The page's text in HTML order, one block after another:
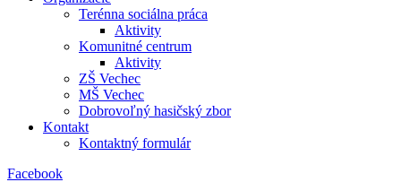
Terénna sociálna práca
Aktivity
Komunitné centrum
Aktivity
ZŠ Vechec
MŠ Vechec
Dobrovoľný hasičský zbor
Kontakt
Kontaktný formulár
Facebook